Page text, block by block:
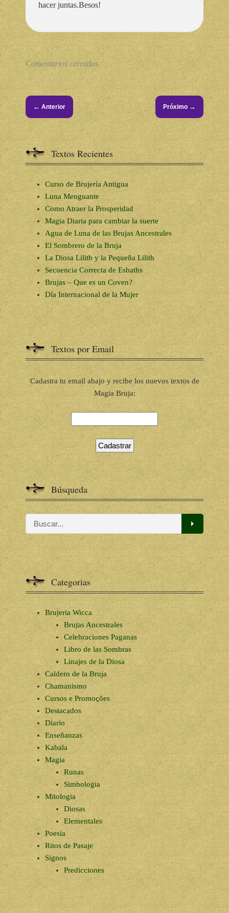
hacer juntas.Besos!
Comentarios cerrados.
← Anterior Próximo →
Textos Recientes
Curso de Brujería Antigua
Luna Menguante
Como Atraer la Prosperidad
Magia Diaria para cambiar la suerte
Agua de Luna de las Brujas Ancestrales
El Sombrero de la Bruja
La Diosa Lilith y la Pequeña Lilith
Secuencia Correcta de Esbaths
Brujas – Que es un Coven?
Día Internacional de la Mujer
Textos por Email
Cadastra tu email abajo y recibe los nuevos textos de
Magia Bruja:
Búsqueda
Categorias
Brujeria Wicca
Brujas Ancestrales
Celebraciones Paganas
Libro de las Sombras
Linajes de la Diosa
Caldero de la Bruja
Chamanismo
Cursos e Promoções
Destacados
Diario
Enseñanzas
Kabala
Magia
Runas
Simbologia
Mitologia
Diosas
Elementales
Poesia
Ritos de Pasaje
Signos
Predicciones